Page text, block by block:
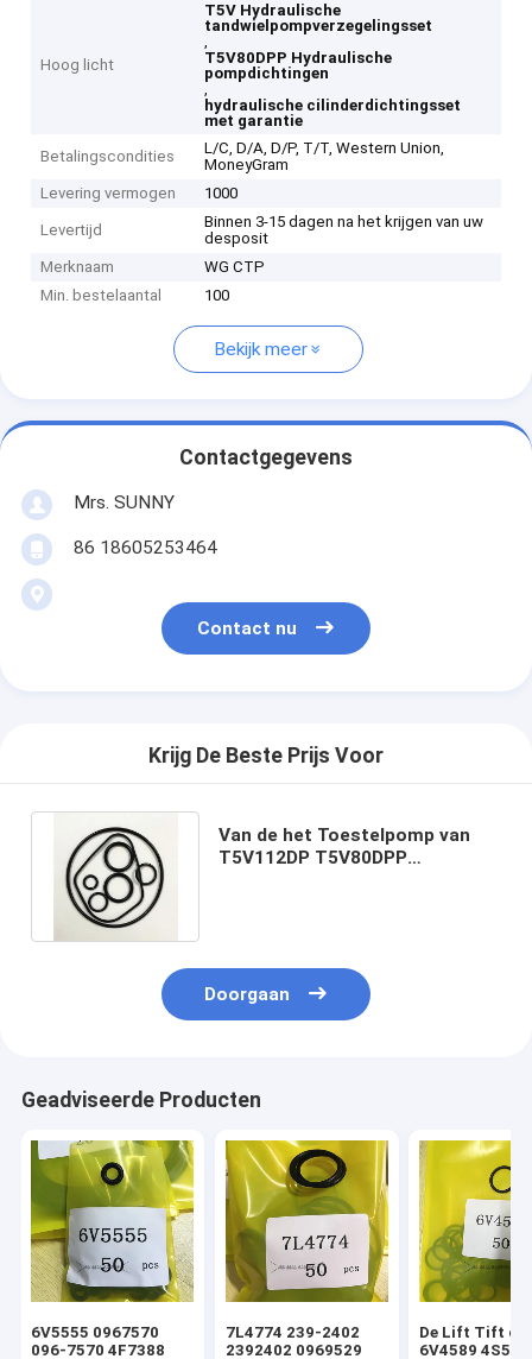
Hoog licht
T5V Hydraulische
tandwielpompverzegelingsset
,
T5V80DPP Hydraulische
pompdichtingen
,
hydraulische cilinderdichtingsset
met garantie
Betalingscondities
L/C, D/A, D/P, T/T, Western Union,
MoneyGram
Levering vermogen
1000
Levertijd
Binnen 3-15 dagen na het krijgen van uw
desposit
Merknaam
WG CTP
Min. bestelaantal
100
Bekijk meer
Contactgegevens
Mrs. SUNNY
86 18605253464
Contact nu
Krijg De Beste Prijs Voor
Van de het Toestelpomp van
T5V112DP T5V80DPP
Doorgaan
Geadviseerde Producten
6V5555 0967570
096-7570 4F7388
7L4774 239-2402
2392402 0969529
De Lift Tift die
6V4589